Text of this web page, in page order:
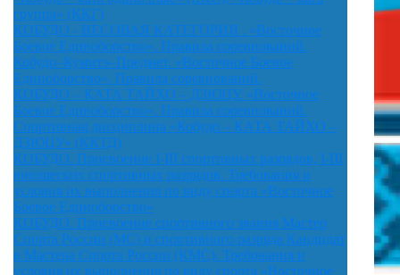
группа» (ККГ)
КОБУДО - ВЕСОВАЯ КАТЕГОРИЯ . «Восточное
Боевое Единоборство». Правила соревнований.
Кобудо–Кумитэ–Предмет. «Восточное Боевое
Единоборство». Правила соревнований.
КОБУДО – КАТА ТАЙХО – ДЗЮЦУ. «Восточное
Боевое Единоборство». Правила соревнований.
Спортивная дисциплина «Кобудо – КАТА ТАЙХО –
ДЗЮЦУ» (ККТД)
КОБУДО. Присвоение I-III спортивных разрядов, I-III
юношеских спортивных разрядов. Требования и
условия их выполнения по виду спорта «Восточное
Боевое Единоборство»
КОБУДО. Присвоение спортивного звания Мастер
Спорта России (МС) и спортивного разряда Кандидат
в Мастера Спорта России (КМС). Требования и
условия их выполнения по виду спорта «Восточное